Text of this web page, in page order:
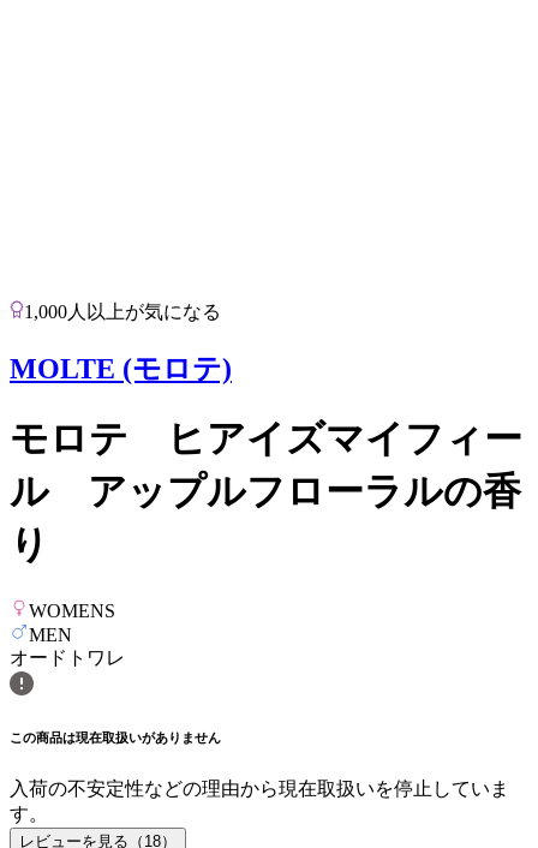
1,000人以上が気になる
MOLTE (モロテ)
モロテ ヒアイズマイフィー
ル アップルフローラルの香
り
WOMENS
MEN
オードトワレ
この商品は現在取扱いがありません
入荷の不安定性などの理由から現在取扱いを停止していま
す。
レビューを見る（ 18）